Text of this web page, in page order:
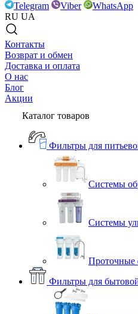
Telegram
Viber
WhatsApp
RU UA
Контакты
Возврат и обмен
Доставка и оплата
О нас
Блог
Акции
Каталог товаров
Фильтры для
Системы
Системы
Проточные
Фильтры для